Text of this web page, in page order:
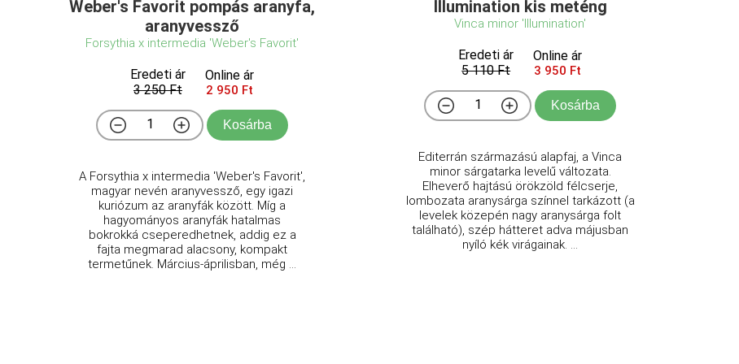
Weber's Favorit pompás aranyfa,
aranyvessző
Forsythia x intermedia 'Weber's Favorit'
Eredeti ár
3 250 Ft
Online ár
2 950 Ft
Kosárba
A Forsythia x intermedia 'Weber's Favorit',
magyar nevén aranyvessző, egy igazi
kuriózum az aranyfák között. Míg a
hagyományos aranyfák hatalmas
bokrokká cseperedhetnek, addig ez a
fajta megmarad alacsony, kompakt
termetűnek. Március-áprilisban, még ...
Illumination kis meténg
Vinca minor 'Illumination'
Eredeti ár
5 110 Ft
Online ár
3 950 Ft
Kosárba
Editerrán származású alapfaj, a Vinca
minor sárgatarka levelű változata.
Elheverő hajtású örökzöld félcserje,
lombozata aranysárga színnel tarkázott (a
levelek közepén nagy aranysárga folt
található), szép hátteret adva májusban
nyíló kék virágainak. ...